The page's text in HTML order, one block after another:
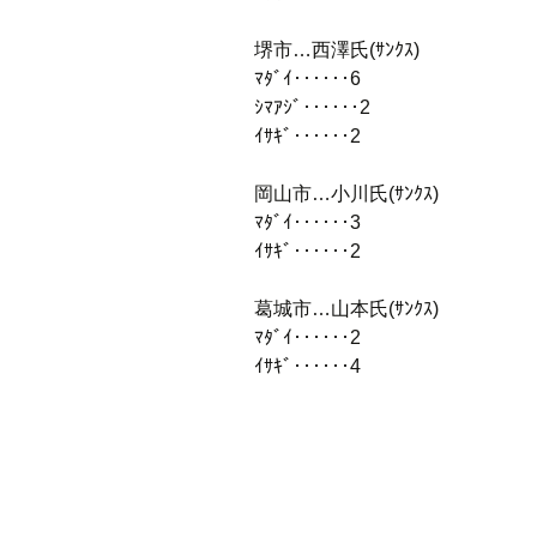
堺市…西澤氏(ｻﾝｸｽ)
ﾏﾀﾞｲ‥‥‥6
ｼﾏｱｼﾞ‥‥‥2
ｲｻｷﾞ‥‥‥2
岡山市…小川氏(ｻﾝｸｽ)
ﾏﾀﾞｲ‥‥‥3
ｲｻｷﾞ‥‥‥2
葛城市…山本氏(ｻﾝｸｽ)
ﾏﾀﾞｲ‥‥‥2
ｲｻｷﾞ‥‥‥4